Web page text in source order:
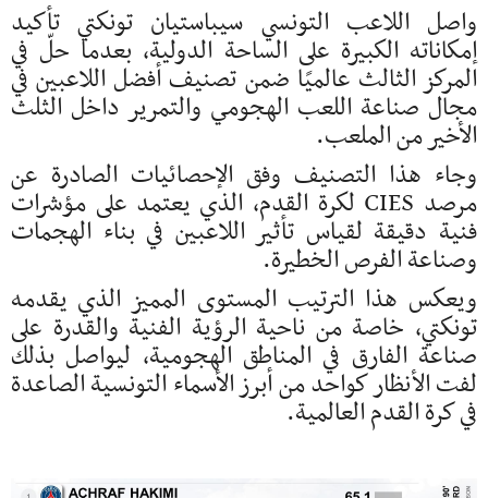
واصل اللاعب التونسي سيباستيان تونكتي تأكيد
إمكاناته الكبيرة على الساحة الدولية، بعدما حلّ في
المركز الثالث عالميًا ضمن تصنيف أفضل اللاعبين في
مجال صناعة اللعب الهجومي والتمرير داخل الثلث
الأخير من الملعب.
وجاء هذا التصنيف وفق الإحصائيات الصادرة عن
مرصد CIES لكرة القدم، الذي يعتمد على مؤشرات
فنية دقيقة لقياس تأثير اللاعبين في بناء الهجمات
وصناعة الفرص الخطيرة.
ويعكس هذا الترتيب المستوى المميز الذي يقدمه
تونكتي، خاصة من ناحية الرؤية الفنية والقدرة على
صناعة الفارق في المناطق الهجومية، ليواصل بذلك
لفت الأنظار كواحد من أبرز الأسماء التونسية الصاعدة
في كرة القدم العالمية.